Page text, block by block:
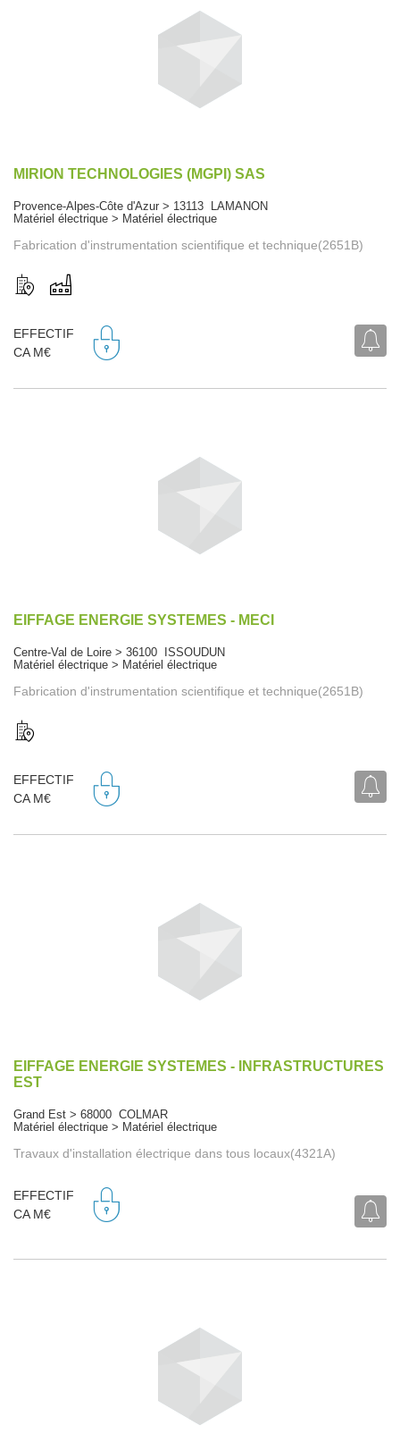
MIRION TECHNOLOGIES (MGPI) SAS
Provence-Alpes-Côte d'Azur > 13113 LAMANON
Matériel électrique > Matériel électrique
Fabrication d'instrumentation scientifique et technique(2651B)
EFFECTIF
CA M€
EIFFAGE ENERGIE SYSTEMES - MECI
Centre-Val de Loire > 36100 ISSOUDUN
Matériel électrique > Matériel électrique
Fabrication d'instrumentation scientifique et technique(2651B)
EFFECTIF
CA M€
EIFFAGE ENERGIE SYSTEMES - INFRASTRUCTURES
EST
Grand Est > 68000 COLMAR
Matériel électrique > Matériel électrique
Travaux d'installation électrique dans tous locaux(4321A)
EFFECTIF
CA M€